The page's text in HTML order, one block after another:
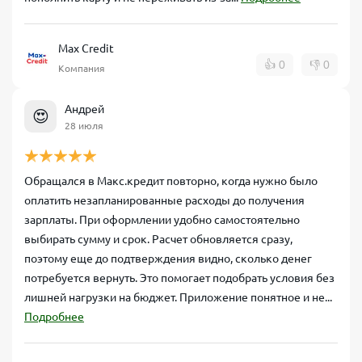
Max Credit
Компания 👍 0 👎 0
😍 Андрей
28 июля
Обращался в Макс.кредит повторно, когда нужно было
оплатить незапланированные расходы до получения
зарплаты. При оформлении удобно самостоятельно
выбирать сумму и срок. Расчет обновляется сразу,
поэтому еще до подтверждения видно, сколько денег
потребуется вернуть. Это помогает подобрать условия без
лишней нагрузки на бюджет. Приложение понятное и не...
Подробнее